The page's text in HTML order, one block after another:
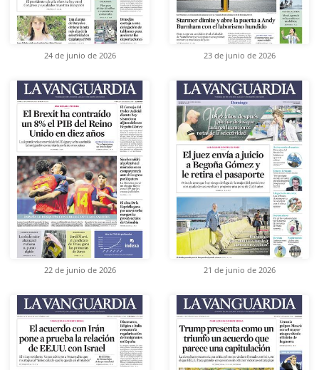
24 de junio de 2026 23 de junio de 2026
22 de junio de 2026 21 de junio de 2026